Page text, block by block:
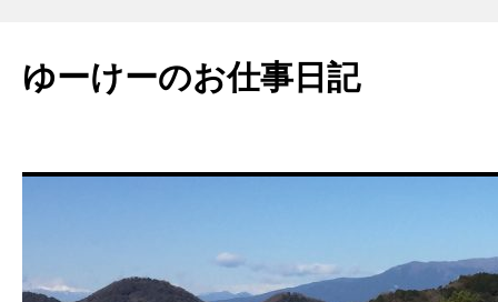
ゆーけーのお仕事日記